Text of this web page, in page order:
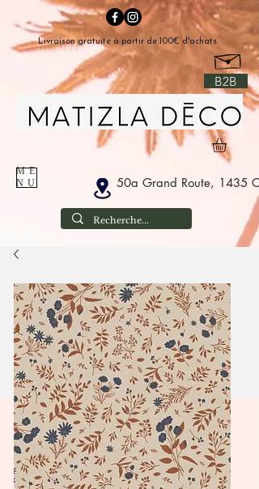
B2B
50a Grand Route, 1435
ME
NU
Livraison gratuite à partir de 100€ d'achats